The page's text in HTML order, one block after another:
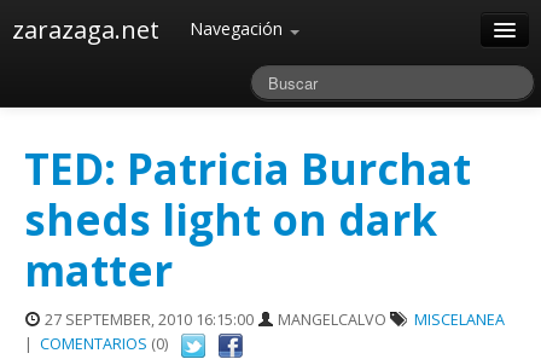
zarazaga.net Navegación
Archivos
TED: Patricia Burchat
sheds light on dark
matter
27 SEPTEMBER, 2010 16:15:00 MANGELCALVO
MISCELANEA
| COMENTARIOS (0)